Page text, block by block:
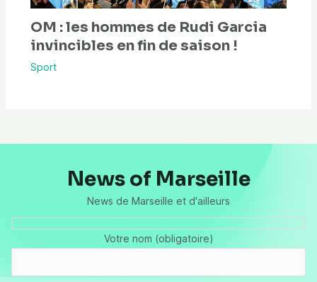
OM : les hommes de Rudi Garcia
invincibles en fin de saison !
Sport
News of Marseille
News de Marseille et d'ailleurs
Votre nom (obligatoire)